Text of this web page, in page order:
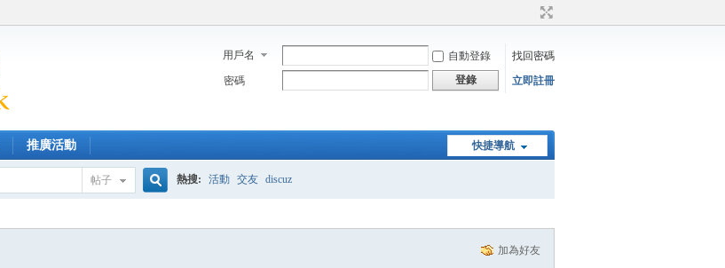
用戶名 自動登錄
找回密碼
密碼
登錄 立即註冊
快捷導航
推廣活動
帖子 熱搜: 活動 交友 discuz
加為好友